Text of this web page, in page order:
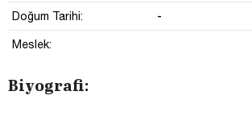
Doğum Tarihi: -
Meslek:
Biyografi: